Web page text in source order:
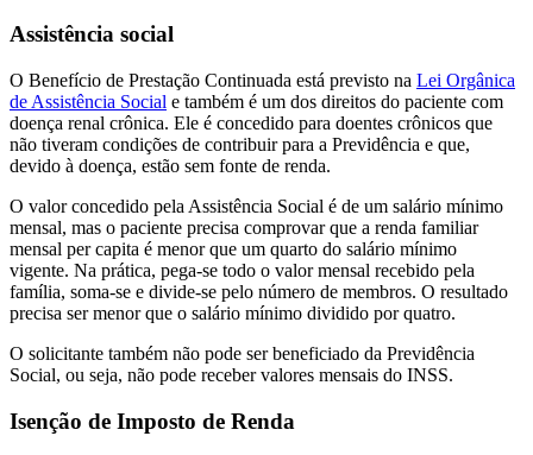
Assistência social
O Benefício de Prestação Continuada está previsto na Lei Orgânica
de Assistência Social e também é um dos direitos do paciente com
doença renal crônica. Ele é concedido para doentes crônicos que
não tiveram condições de contribuir para a Previdência e que,
devido à doença, estão sem fonte de renda.
O valor concedido pela Assistência Social é de um salário mínimo
mensal, mas o paciente precisa comprovar que a renda familiar
mensal per capita é menor que um quarto do salário mínimo
vigente. Na prática, pega-se todo o valor mensal recebido pela
família, soma-se e divide-se pelo número de membros. O resultado
precisa ser menor que o salário mínimo dividido por quatro.
O solicitante também não pode ser beneficiado da Previdência
Social, ou seja, não pode receber valores mensais do INSS.
Isenção de Imposto de Renda